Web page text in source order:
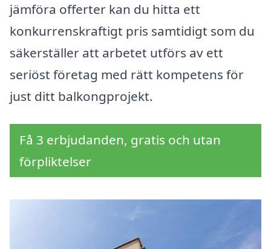
jämföra offerter kan du hitta ett
konkurrenskraftigt pris samtidigt som du
säkerställer att arbetet utförs av ett
seriöst företag med rätt kompetens för
just ditt balkongprojekt.
Få 3 erbjudanden, gratis och utan
förpliktelser